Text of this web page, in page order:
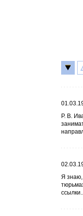
Р. В.
Я знаю,